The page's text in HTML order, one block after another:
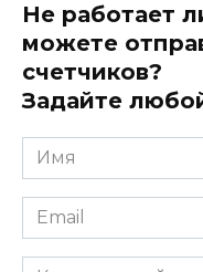
Не работает
можете
счетчиков?
Задайте
Имя
*
Email
*